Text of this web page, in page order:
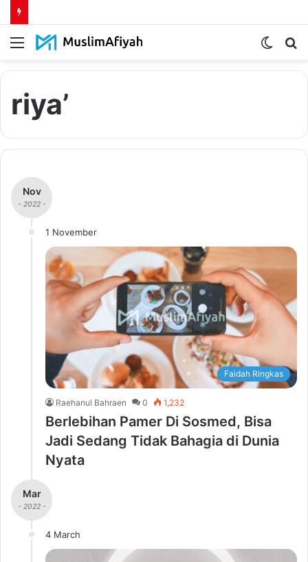
Menu
Switch
riya’
Nov
- 2022 -
1 November
Faidah Ringkas
Raehanul Bahraen 0 1,232
Berlebihan Pamer Di Sosmed, Bisa
Jadi Sedang Tidak Bahagia di Dunia
Nyata
Mar
- 2022 -
4 March